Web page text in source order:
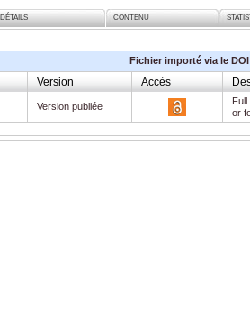
DÉTAILS CONTENU
Fichier importé via le DOI
Version Accès
Version publiée
or